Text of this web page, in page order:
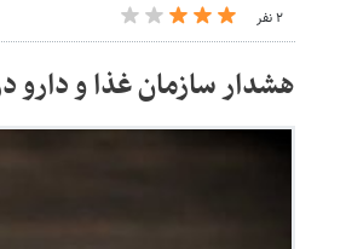
۲ نفر
هشدار سازمان غذا و دارو